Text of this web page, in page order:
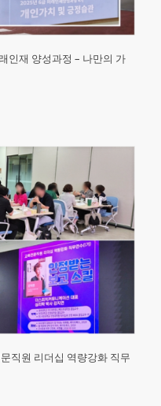
인재 양성과정 – 나만의 가
직원 리더십 역량강화 직무